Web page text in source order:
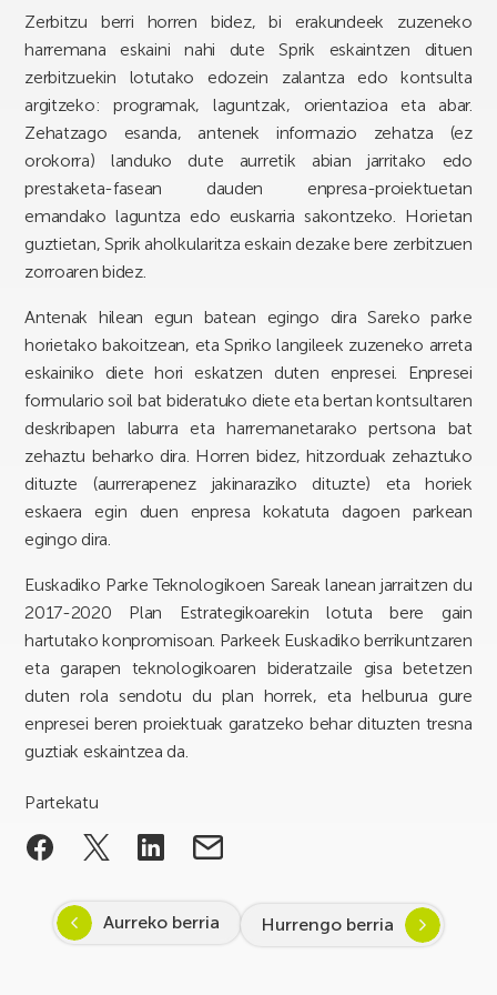
Zerbitzu berri horren bidez, bi erakundeek zuzeneko
harremana eskaini nahi dute Sprik eskaintzen dituen
zerbitzuekin lotutako edozein zalantza edo kontsulta
argitzeko: programak, laguntzak, orientazioa eta abar.
Zehatzago esanda, antenek informazio zehatza (ez
orokorra) landuko dute aurretik abian jarritako edo
prestaketa-fasean dauden enpresa-proiektuetan
emandako laguntza edo euskarria sakontzeko. Horietan
guztietan, Sprik aholkularitza eskain dezake bere zerbitzuen
zorroaren bidez.
Antenak hilean egun batean egingo dira Sareko parke
horietako bakoitzean, eta Spriko langileek zuzeneko arreta
eskainiko diete hori eskatzen duten enpresei. Enpresei
formulario soil bat bideratuko diete eta bertan kontsultaren
deskribapen laburra eta harremanetarako pertsona bat
zehaztu beharko dira. Horren bidez, hitzorduak zehaztuko
dituzte (aurrerapenez jakinaraziko dituzte) eta horiek
eskaera egin duen enpresa kokatuta dagoen parkean
egingo dira.
Euskadiko Parke Teknologikoen Sareak lanean jarraitzen du
2017-2020 Plan Estrategikoarekin lotuta bere gain
hartutako konpromisoan. Parkeek Euskadiko berrikuntzaren
eta garapen teknologikoaren bideratzaile gisa betetzen
duten rola sendotu du plan horrek, eta helburua gure
enpresei beren proiektuak garatzeko behar dituzten tresna
guztiak eskaintzea da.
Partekatu
Aurreko berria Hurrengo berria